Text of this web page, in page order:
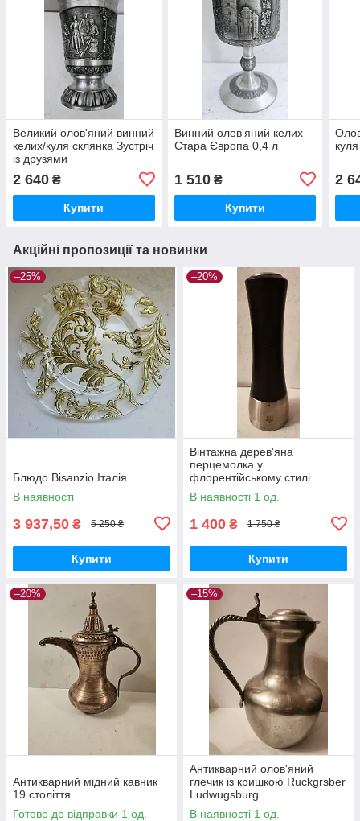
Великий олов'яний винний
келих/куля склянка Зустріч
із друзями
2 640 ₴
Купити
Винний олов'яний келих
Стара Європа 0,4 л
1 510₴
Купити
2
Акційні пропозиції та новинки
–25%
Блюдо Bisanzio Італія
В наявності
3 937,50 ₴ 5 250 ₴
Купити
–20%
Вінтажна дерев'яна
перцемолка у
флорентійському стилі
В наявності 1 од.
1 400 ₴ 1 750 ₴
Купити
–20%
Антикварний мідний кавник
19 століття
Готово до відправки 1 од.
–15%
Антикварний олов'яний
глечик із кришкою Ruckgrsber
Ludwugsburg
В наявності 1 од.